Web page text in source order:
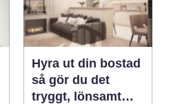
Hyra ut din bostad
så gör du det
tryggt, lönsamt